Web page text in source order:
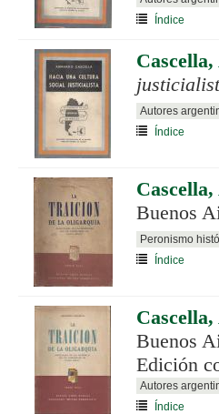
Índice
Autores
Índice
Buenos
Peronismo
Índice
Buenos
Edición
Autores
Índice